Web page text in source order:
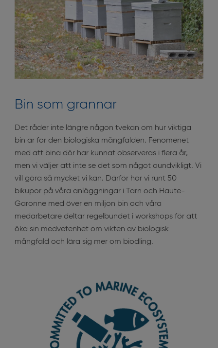
Bin som grannar
Det råder inte längre någon tvekan om hur viktiga
bin är för den biologiska mångfalden. Fenomenet
med att bina dör har kunnat observeras i flera år,
men vi väljer att inte se det som något oundvikligt. Vi
vill göra så mycket vi kan. Därför har vi runt 50
bikupor på våra anläggningar i Tarn och Haute-
Garonne med över en miljon bin och våra
medarbetare deltar regelbundet i workshops för att
öka sin medvetenhet om vikten av biologisk
mångfald och lära sig mer om biodling.